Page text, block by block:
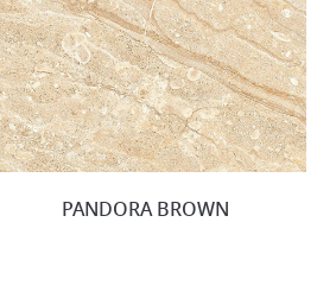
PANDORA BROWN